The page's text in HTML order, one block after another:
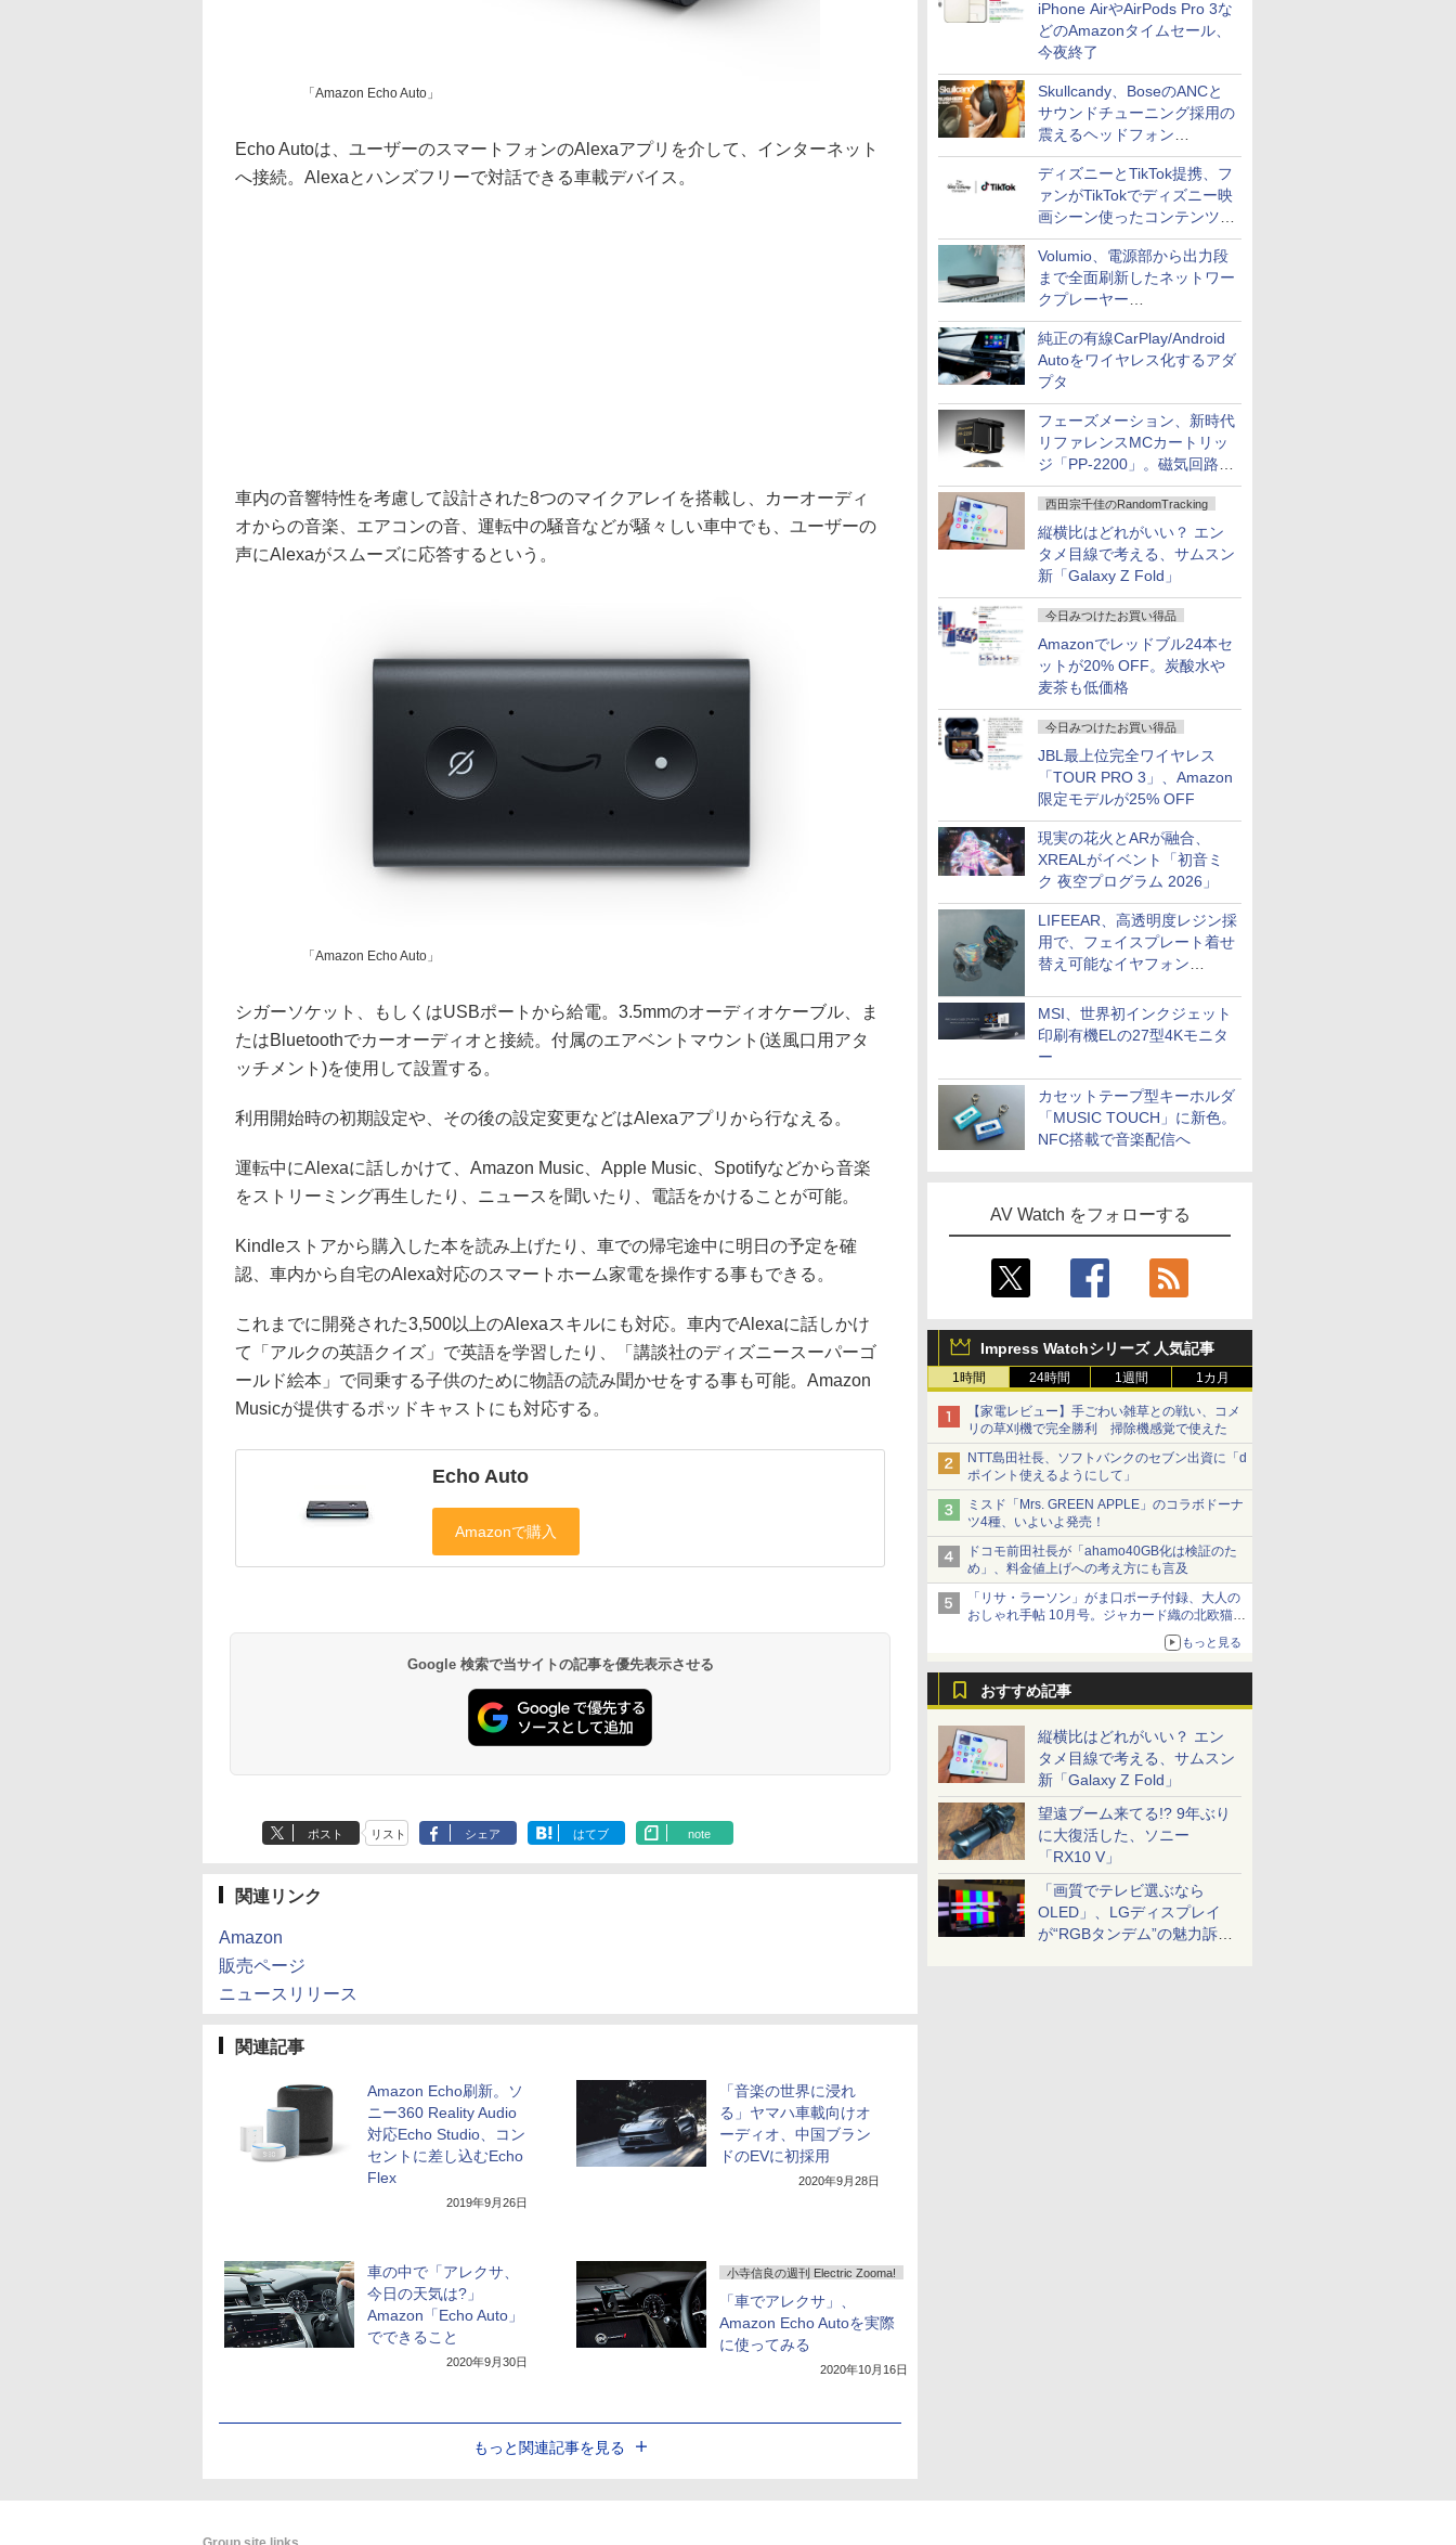
iPhone AirやAirPods Pro 3な
どのAmazonタイムセール、
今夜終了
Skullcandy、BoseのANCと
サウンドチューニング採用の
震えるヘッドフォン
「Crusher 1080 ANC」
ディズニーとTikTok提携、フ
ァンがTikTokでディズニー映
画シーン使ったコンテンツ制
作、Disney+にも配信
Volumio、電源部から出力段
まで全面刷新したネットワー
クプレーヤー
「Primo（2026）」
純正の有線CarPlay/Android
Autoをワイヤレス化するアダ
プタ
フェーズメーション、新時代
リファレンスMCカートリッ
ジ「PP-2200」。磁気回路や
ハウジングを根本から見直し
西田宗千佳のRandomTracking
縦横比はどれがいい？ エン
タメ目線で考える、サムスン
新「Galaxy Z Fold」
今日みつけたお買い得品
Amazonでレッドブル24本セ
ットが20% OFF。炭酸水や
麦茶も低価格
今日みつけたお買い得品
JBL最上位完全ワイヤレス
「TOUR PRO 3」、Amazon
限定モデルが25% OFF
現実の花火とARが融合、
XREALがイベント「初音ミ
ク 夜空プログラム 2026」
LIFEEAR、高透明度レジン採
用で、フェイスプレート着せ
替え可能なイヤフォン
MSI、世界初インクジェット
印刷有機ELの27型4Kモニタ
ー
カセットテープ型キーホルダ
「MUSIC TOUCH」に新色。
NFC搭載で音楽配信へ
AV Watch をフォローする
Impress Watchシリーズ 人気記事
1時間 24時間 1週間 1カ月
【家電レビュー】手ごわい雑草との戦い、コメ
リの草刈機で完全勝利 掃除機感覚で使えた
NTT島田社長、ソフトバンクのセブン出資に「d
ポイント使えるようにして」
ミスド「Mrs. GREEN APPLE」のコラボドーナ
ツ4種、いよいよ発売！
ドコモ前田社長が「ahamo40GB化は検証のた
め」、料金値上げへの考え方にも言及
「リサ・ラーソン」がま口ポーチ付録、大人の
おしゃれ手帖 10月号。ジャカード織の北欧猫デ
もっと見る
おすすめ記事
縦横比はどれがいい？ エン
タメ目線で考える、サムスン
新「Galaxy Z Fold」
望遠ブーム来てる!? 9年ぶり
に大復活した、ソニー
「RX10 V」
「画質でテレビ選ぶなら
OLED」、LGディスプレイ
が“RGBタンデム”の魅力訴
「Amazon Echo Auto」
Echo Autoは、ユーザーのスマートフォンのAlexaアプリを介して、インターネット
へ接続。Alexaとハンズフリーで対話できる車載デバイス。
車内の音響特性を考慮して設計された8つのマイクアレイを搭載し、カーオーディ
オからの音楽、エアコンの音、運転中の騒音などが騒々しい車中でも、ユーザーの
声にAlexaがスムーズに応答するという。
「Amazon Echo Auto」
シガーソケット、もしくはUSBポートから給電。3.5mmのオーディオケーブル、ま
たはBluetoothでカーオーディオと接続。付属のエアベントマウント(送風口用アタ
ッチメント)を使用して設置する。
利用開始時の初期設定や、その後の設定変更などはAlexaアプリから行なえる。
運転中にAlexaに話しかけて、Amazon Music、Apple Music、Spotifyなどから音楽
をストリーミング再生したり、ニュースを聞いたり、電話をかけることが可能。
Kindleストアから購入した本を読み上げたり、車での帰宅途中に明日の予定を確
認、車内から自宅のAlexa対応のスマートホーム家電を操作する事もできる。
これまでに開発された3,500以上のAlexaスキルにも対応。車内でAlexaに話しかけ
て「アルクの英語クイズ」で英語を学習したり、「講談社のディズニースーパーゴ
ールド絵本」で同乗する子供のために物語の読み聞かせをする事も可能。Amazon
Musicが提供するポッドキャストにも対応する。
Echo Auto
Google 検索で当サイトの記事を優先表示させる
ポスト リスト シェア はてブ note
関連リンク
Amazon
販売ページ
ニュースリリース
関連記事
Amazon Echo刷新。ソ
ニー360 Reality Audio
対応Echo Studio、コン
セントに差し込むEcho
Flex
2019年9月26日
「音楽の世界に浸れ
る」ヤマハ車載向けオ
ーディオ、中国ブラン
ドのEVに初採用
2020年9月28日
車の中で「アレクサ、
今日の天気は?」
Amazon「Echo Auto」
でできること
2020年9月30日
小寺信良の週刊 Electric Zooma!
「車でアレクサ」、
Amazon Echo Autoを実際
に使ってみる
2020年10月16日
もっと関連記事を見る